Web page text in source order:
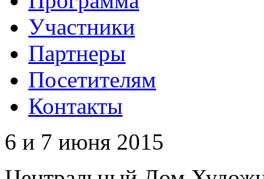
Участники
Партнеры
Посетителям
Контакты
6 и 7 июня 2015